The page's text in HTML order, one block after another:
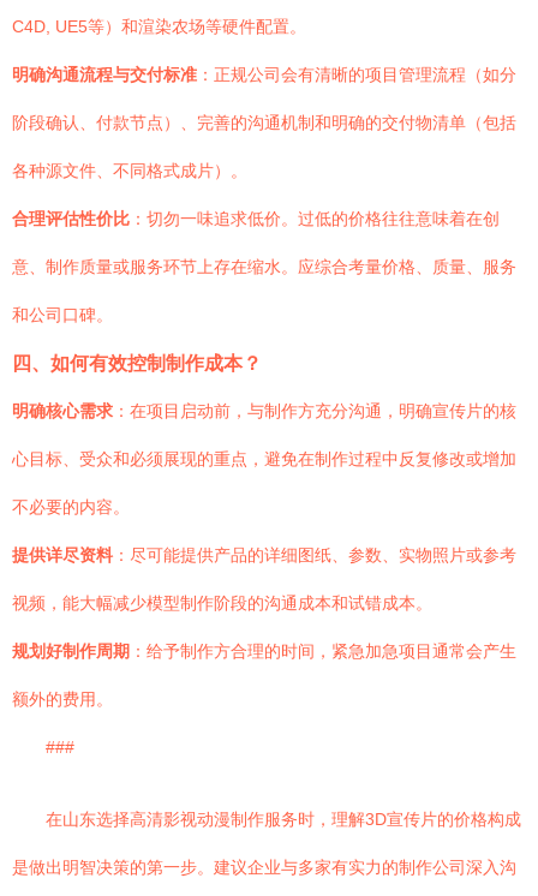
C4D, UE5等）和渲染农场等硬件配置。
明确沟通流程与交付标准 ：正规公司会有清晰的项目管理流程（如分
阶段确认、付款节点）、完善的沟通机制和明确的交付物清单（包括
各种源文件、不同格式成片）。
合理评估性价比 ：切勿一味追求低价。过低的价格往往意味着在创
意、制作质量或服务环节上存在缩水。应综合考量价格、质量、服务
和公司口碑。
四、如何有效控制制作成本？
明确核心需求 ：在项目启动前，与制作方充分沟通，明确宣传片的核
心目标、受众和必须展现的重点，避免在制作过程中反复修改或增加
不必要的内容。
提供详尽资料 ：尽可能提供产品的详细图纸、参数、实物照片或参考
视频，能大幅减少模型制作阶段的沟通成本和试错成本。
规划好制作周期 ：给予制作方合理的时间，紧急加急项目通常会产生
额外的费用。
###
在山东选择高清影视动漫制作服务时，理解3D宣传片的价格构成
是做出明智决策的第一步。建议企业与多家有实力的制作公司深入沟